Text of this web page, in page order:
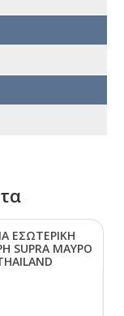
ΕΣΩΤΕΡΙΚΗ
SUΡRΑ ΜΑΥΡΟ